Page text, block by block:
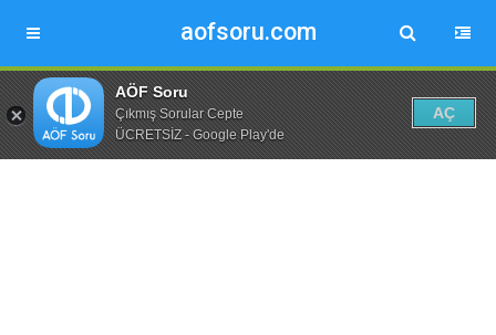
aofsoru.com
AÖF Soru
Çıkmış Sorular Cepte
ÜCRETSİZ - Google Play'de
AÇ